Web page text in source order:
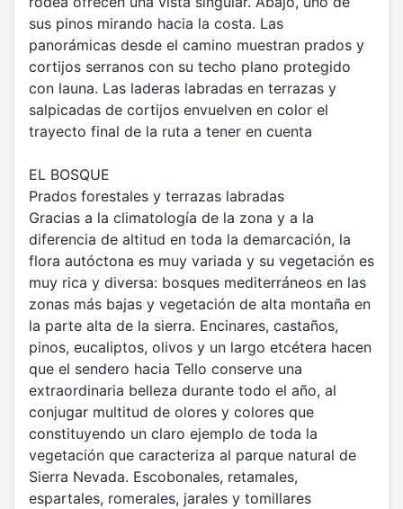
sus pinos mirando hacia la costa. Las
panorámicas desde el camino muestran prados y
cortijos serranos con su techo plano protegido
con launa. Las laderas labradas en terrazas y
salpicadas de cortijos envuelven en color el
trayecto final de la ruta a tener en cuenta
EL BOSQUE
Prados forestales y terrazas labradas
Gracias a la climatología de la zona y a la
diferencia de altitud en toda la demarcación, la
flora autóctona es muy variada y su vegetación es
muy rica y diversa: bosques mediterráneos en las
zonas más bajas y vegetación de alta montaña en
la parte alta de la sierra. Encinares, castaños,
pinos, eucaliptos, olivos y un largo etcétera hacen
que el sendero hacia Tello conserve una
extraordinaria belleza durante todo el año, al
conjugar multitud de olores y colores que
constituyendo un claro ejemplo de toda la
vegetación que caracteriza al parque natural de
Sierra Nevada. Escobonales, retamales,
espartales, romerales, jarales y tomillares